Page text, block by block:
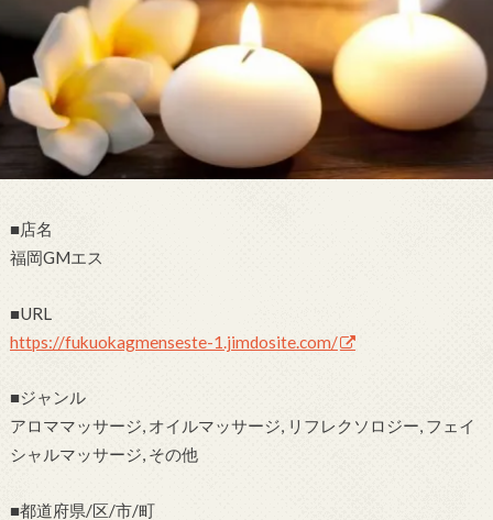
■店名
福岡GMエス
■URL
https://fukuokagmenseste-1.jimdosite.com/
■ジャンル
アロママッサージ, オイルマッサージ, リフレクソロジー, フェイ
シャルマッサージ, その他
■都道府県/区/市/町